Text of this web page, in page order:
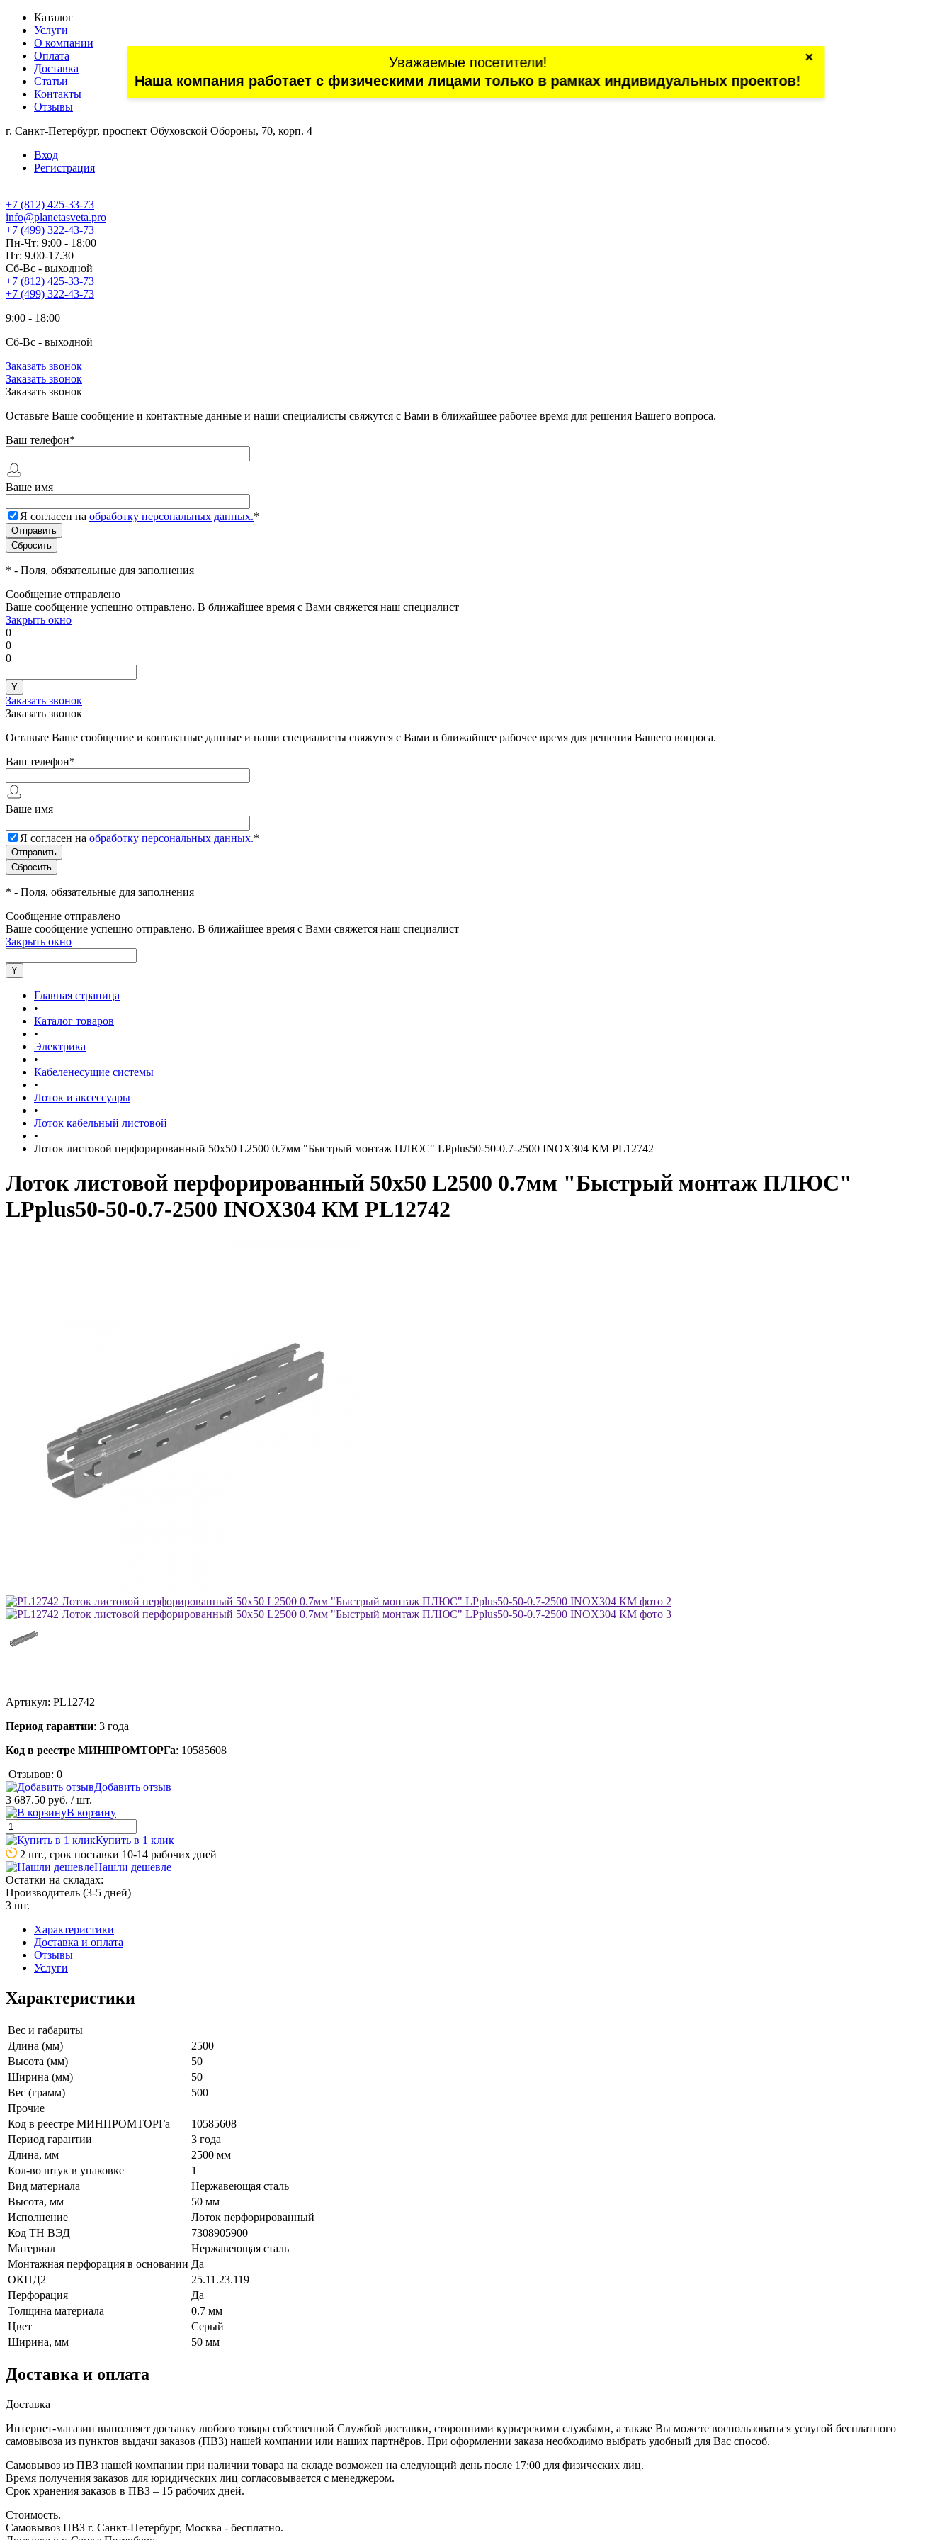
Каталог
Услуги
О компании
Оплата
Доставка
Статьи
Контакты
Отзывы
г. Санкт-Петербург, проспект Обуховской Обороны, 70, корп. 4
Вход
Регистрация
+7 (812) 425-33-73
Уважаемые посетители!
Наша компания работает с физическими лицами только в рамках индивидуальных проектов!
×
info@planetasveta.pro
+7 (499) 322-43-73
Пн-Чт: 9:00 - 18:00
Пт: 9.00-17.30
Сб-Вс - выходной
+7 (812) 425-33-73
+7 (499) 322-43-73
9:00 - 18:00
Сб-Вс - выходной
Заказать звонок
Заказать звонок
Заказать звонок
Оставьте Ваше сообщение и контактные данные и наши специалисты свяжутся с Вами в ближайшее рабочее время для решения Вашего вопроса.
Ваш телефон*
Ваше имя
Я согласен на обработку персональных данных.*
* - Поля, обязательные для заполнения
Сообщение отправлено
Ваше сообщение успешно отправлено. В ближайшее время с Вами свяжется наш специалист
Закрыть окно
0
0
0
Заказать звонок
Заказать звонок
Оставьте Ваше сообщение и контактные данные и наши специалисты свяжутся с Вами в ближайшее рабочее время для решения Вашего вопроса.
Ваш телефон*
Ваше имя
Я согласен на обработку персональных данных.*
* - Поля, обязательные для заполнения
Сообщение отправлено
Ваше сообщение успешно отправлено. В ближайшее время с Вами свяжется наш специалист
Закрыть окно
Главная страница
•
Каталог товаров
•
Электрика
•
Кабеленесущие системы
•
Лоток и аксессуары
•
Лоток кабельный листовой
•
Лоток листовой перфорированный 50х50 L2500 0.7мм "Быстрый монтаж ПЛЮС" LPplus50-50-0.7-2500 INOX304 КМ PL12742
Лоток листовой перфорированный 50х50 L2500 0.7мм "Быстрый монтаж ПЛЮС"
LPplus50-50-0.7-2500 INOX304 КМ PL12742
Артикул: PL12742
Период гарантии: 3 года
Код в реестре МИНПРОМТОРГа: 10585608
Отзывов: 0
Добавить отзыв
3 687.50 руб. / шт.
В корзину
Купить в 1 клик
2 шт., срок поставки 10-14 рабочих дней
Нашли дешевле
Остатки на складах:
Производитель (3-5 дней)
3 шт.
Характеристики
Доставка и оплата
Отзывы
Услуги
Характеристики
Вес и габариты
Длина (мм)
2500
Высота (мм)
50
Ширина (мм)
50
Вес (грамм)
500
Прочие
Код в реестре МИНПРОМТОРГа
10585608
Период гарантии
3 года
Длина, мм
2500 мм
Кол-во штук в упаковке
1
Вид материала
Нержавеющая сталь
Высота, мм
50 мм
Исполнение
Лоток перфорированный
Код ТН ВЭД
7308905900
Материал
Нержавеющая сталь
Монтажная перфорация в основании Да
ОКПД2
25.11.23.119
Перфорация
Да
Толщина материала
0.7 мм
Цвет
Серый
Ширина, мм
50 мм
Доставка и оплата
Доставка
Интернет-магазин выполняет доставку любого товара собственной Службой доставки, сторонними курьерскими службами, а также Вы можете воспользоваться услугой бесплатного
самовывоза из пунктов выдачи заказов (ПВЗ) нашей компании или наших партнёров. При оформлении заказа необходимо выбрать удобный для Вас способ.
Самовывоз из ПВЗ нашей компании при наличии товара на складе возможен на следующий день после 17:00 для физических лиц.
Время получения заказов для юридических лиц согласовывается с менеджером.
Срок хранения заказов в ПВЗ – 15 рабочих дней.
Стоимость.
Самовывоз ПВЗ г. Санкт-Петербург, Москва - бесплатно.